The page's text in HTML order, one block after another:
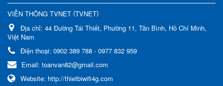
VIỄN THÔNG TVNET (TVNET)
Địa chỉ: 44 Đường Tái Thiết, Phường 11, Tân Bình, Hồ Chí Minh,
Việt Nam
Điện thoại: 0902 389 788 - 0977 832 959
Email: toanvan82@gmail.com
Website: http://thietbiwifi4g.com